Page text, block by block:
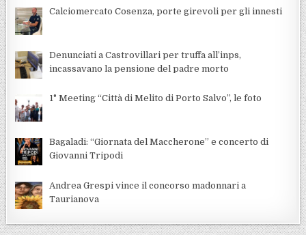
Calciomercato Cosenza, porte girevoli per gli innesti
Denunciati a Castrovillari per truffa all’inps,
incassavano la pensione del padre morto
1° Meeting “Città di Melito di Porto Salvo”, le foto
Bagaladi: “Giornata del Maccherone” e concerto di
Giovanni Tripodi
Andrea Grespi vince il concorso madonnari a
Taurianova